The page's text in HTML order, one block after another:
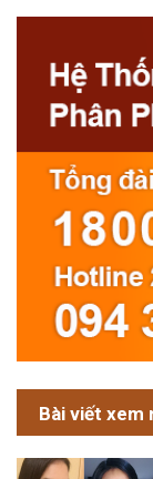
Bài viết xem